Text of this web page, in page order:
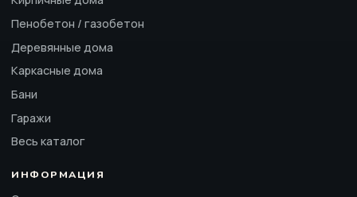
Пенобетон / газобетон
Деревянные дома
Каркасные дома
Бани
Гаражи
Весь каталог
ИНФОРМАЦИЯ